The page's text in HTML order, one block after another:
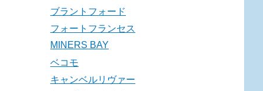
ブラントフォード
フォートフランセス
MINERS BAY
ベコモ
キャンベルリヴァー